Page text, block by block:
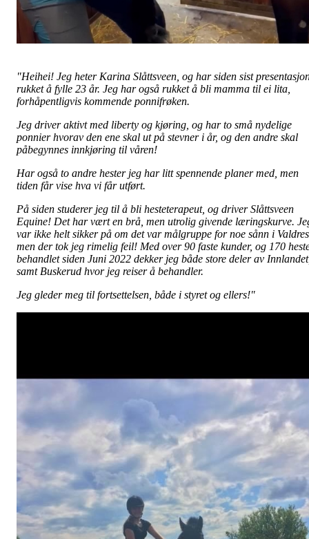
"Heihei! Jeg heter Karina Slåttsveen, og har siden sist
rukket å fylle 23 år. Jeg har også rukket å bli mamma til ei lita,
forhåpentligvis kommende ponnifrøken.
Jeg driver aktivt med liberty og kjøring, og har to små nydelige
ponnier hvorav den ene skal ut på stevner i år, og den andre skal
påbegynnes innkjøring til våren!
Har også to andre hester jeg har litt spennende planer med, men
tiden får vise hva vi får utført.
På siden studerer jeg til å bli hesteterapeut, og driver Slåttsveen
Equine! Det har vært en brå, men utrolig givende læringskurve.
var ikke helt sikker på om det var målgruppe for noe sånn i
men der tok jeg rimelig feil! Med over 90 faste kunder, og 170
behandlet siden Juni 2022 dekker jeg både store deler av
samt Buskerud hvor jeg reiser å behandler.
Jeg gleder meg til fortsettelsen, både i styret og ellers!"